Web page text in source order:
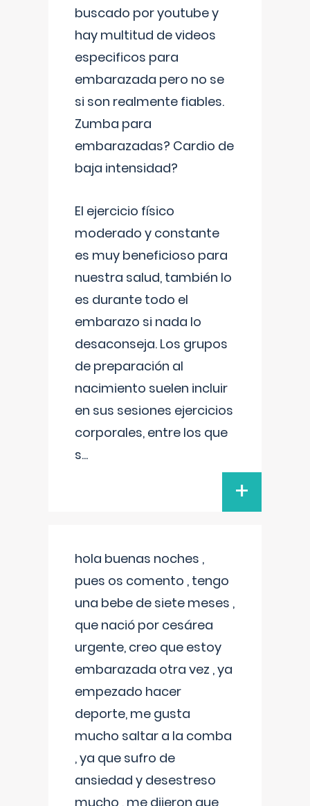
buscado por youtube y
hay multitud de videos
especificos para
embarazada pero no se
si son realmente fiables.
Zumba para
embarazadas? Cardio de
baja intensidad?
El ejercicio físico
moderado y constante
es muy beneficioso para
nuestra salud, también lo
es durante todo el
embarazo si nada lo
desaconseja. Los grupos
de preparación al
nacimiento suelen incluir
en sus sesiones ejercicios
corporales, entre los que
s...
+
hola buenas noches ,
pues os comento , tengo
una bebe de siete meses ,
que nació por cesárea
urgente, creo que estoy
embarazada otra vez , ya
empezado hacer
deporte, me gusta
mucho saltar a la comba
, ya que sufro de
ansiedad y desestreso
mucho , me dijeron que